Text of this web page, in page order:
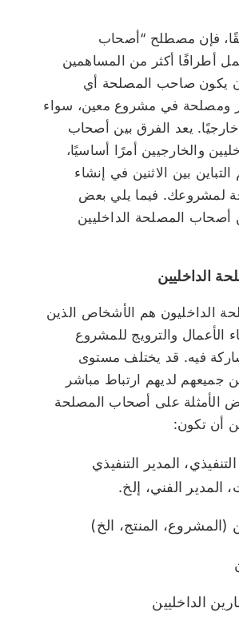
فإن مصطلح “أصحاب
أطرافًا أكثر من المساهمين
يكون صاحب المصلحة أي
ومصلحة في مشروع معين، سواء
خارجيًا. يعد الفرق بين أصحاب
والخارجيين أمرًا أساسيًا،
بين الاثنين في إنشاء
لمشروعك. فيما يلي بعض
أصحاب المصلحة الداخليين
الداخليين
الداخليون هم الأشخاص الذين
الأعمال والترويج للمشروع
فيه. قد يختلف مستوى
جميعهم لديهم ارتباط مباشر
الأمثلة على أصحاب المصلحة
أن تكون:
المدير التنفيذي
المدير الفني، إلخ.
(المشروع، المنتج، الخ)
الداخليين